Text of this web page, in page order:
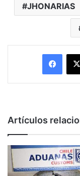
JHONARIAS
Artículos